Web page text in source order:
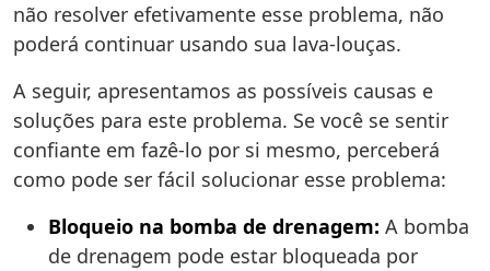
não resolver efetivamente esse problema, não
poderá continuar usando sua lava-louças.
A seguir, apresentamos as possíveis causas e
soluções para este problema. Se você se sentir
confiante em fazê-lo por si mesmo, perceberá
como pode ser fácil solucionar esse problema:
Bloqueio na bomba de drenagem: A bomba
de drenagem pode estar bloqueada por